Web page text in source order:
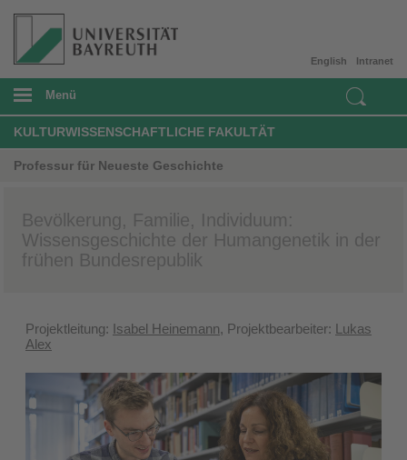
Intranet
English
Menü
KULTURWISSENSCHAFTLICHE FAKULTÄT
Professur für Neueste Geschichte
Bevölkerung, Familie, Individuum:
Wissensgeschichte der Humangenetik in der
frühen Bundesrepublik
Projektleitung: Isabel Heinemann, Projektbearbeiter: Lukas
Alex